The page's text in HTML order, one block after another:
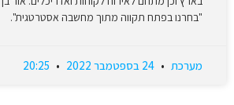
"בחרנו בפתח תקווה מתוך מחשבה אסטרטגית".
מערכת